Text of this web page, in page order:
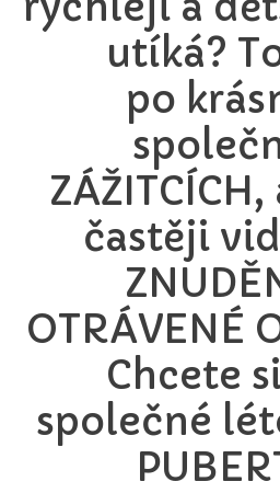
utíká?
po
častěji
OTRÁVENÉ
Chcete
společné